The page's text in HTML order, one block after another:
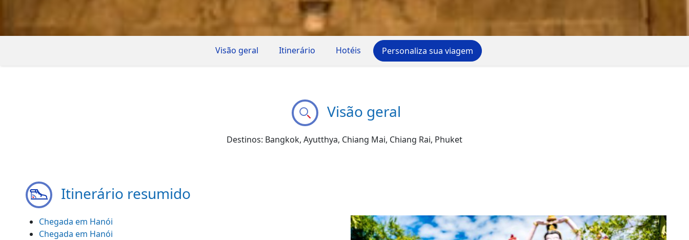
Visão geral Itinerário Hotéis Personaliza sua viagem
Visão geral
Destinos: Bangkok, Ayutthya, Chiang Mai, Chiang Rai, Phuket
Itinerário resumido
Chegada em Hanói
Chegada em Hanói